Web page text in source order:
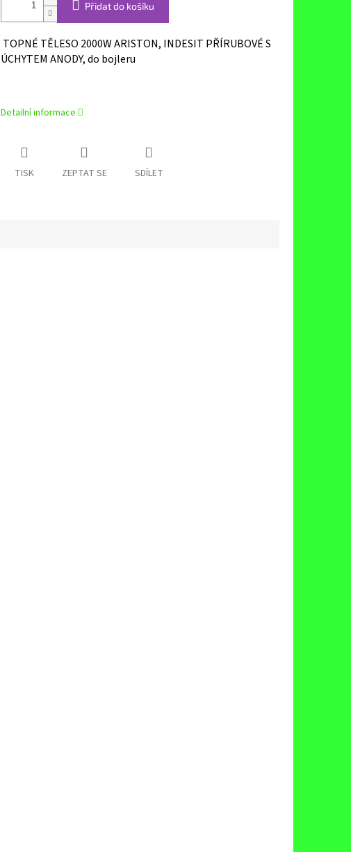
Přidat do košíku
TOPNÉ TĚLESO 2000W ARISTON, INDESIT PŘÍRUBOVÉ S
ÚCHYTEM ANODY, do bojleru
Detailní informace
TISK ZEPTAT SE SDÍLET